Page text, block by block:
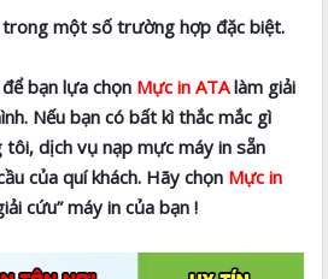
trong một số trường hợp đặc biệt.
bạn lựa chọn Mực in ATAlàm giải
Nếu bạn có bất kì thắc mắc gì
tôi, dịch vụ nạp mực máy in sẵn
của quí khách. Hãy chọn Mực in
cứu” máy in của bạn !